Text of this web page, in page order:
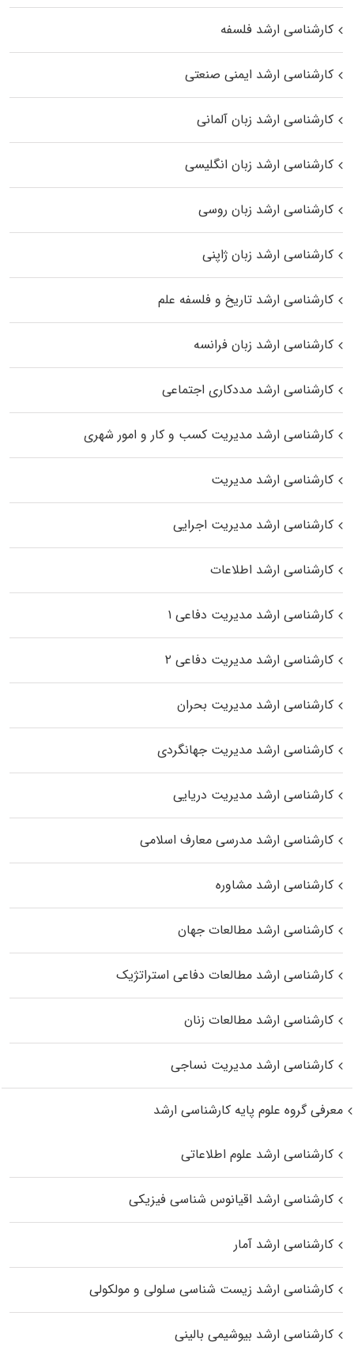
کارشناسی ارشد فلسفه
کارشناسی ارشد ایمنی صنعتی
کارشناسی ارشد زبان آلمانی
کارشناسی ارشد زبان انگلیسی
کارشناسی ارشد زبان روسی
کارشناسی ارشد زبان ژاپنی
کارشناسی ارشد تاریخ و فلسفه علم
کارشناسی ارشد زبان فرانسه
کارشناسی ارشد مددکاری اجتماعی
کارشناسی ارشد مدیریت کسب و کار و امور شهری
کارشناسی ارشد مدیریت
کارشناسی ارشد مدیریت اجرایی
کارشناسی ارشد اطلاعات
کارشناسی ارشد مدیریت دفاعی ۱
کارشناسی ارشد مدیریت دفاعی ۲
کارشناسی ارشد مدیریت بحران
کارشناسی ارشد مدیریت جهانگردی
کارشناسی ارشد مدیریت دریایی
کارشناسی ارشد مدرسی معارف اسلامی
کارشناسی ارشد مشاوره
کارشناسی ارشد مطالعات جهان
کارشناسی ارشد مطالعات دفاعی استراتژیک
کارشناسی ارشد مطالعات زنان
کارشناسی ارشد مدیریت نساجی
معرفی گروه علوم پایه کارشناسی ارشد
کارشناسی ارشد علوم اطلاعاتی
کارشناسی ارشد اقیانوس‌ شناسی فیزیکی
کارشناسی ارشد آمار
کارشناسی ارشد زیست شناسی سلولی و مولکولی
کارشناسی ارشد بیوشیمی بالینی